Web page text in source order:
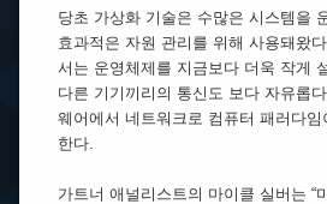
당초 가상화 기술은 수많은 시스템을
효과적은 자원 관리를 위해 사용돼왔
서는 운영체제를 지금보다 더욱 작게
다른 기기끼리의 통신도 보다 자유롭
웨어에서 네트워크로 컴퓨터 패러다
한다.
가트너 애널리스트의 마이클 실버는 “